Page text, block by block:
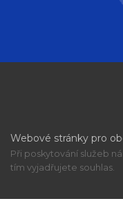
Webové stránky pro
Při poskytování služeb
tím vyjadřujete souhlas.